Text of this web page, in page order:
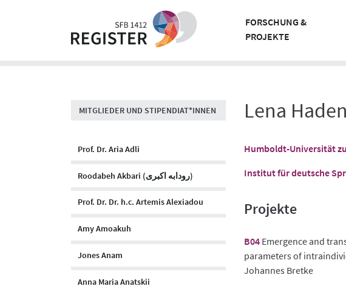
FORSCHUNG &
PROJEKTE
MITGLIEDER UND STIPENDIAT*INNEN
Prof. Dr. Aria Adli
Roodabeh Akbari (رودابه اکبری)
Prof. Dr. Dr. h.c. Artemis Alexiadou
Amy Amoakuh
Jones Anam
Anna Maria Anatskii
Lena Haden
Humboldt-Universität
Institut für deutsche
Projekte
B04 Emergence and
parameters of
Johannes Bretke